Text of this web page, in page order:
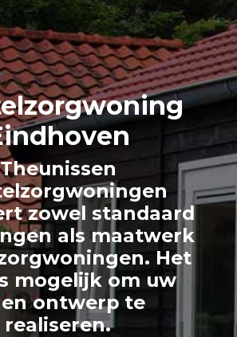
woning
Theunissen
zowel standaard
als maatwerk
Het
mogelijk om uw
ontwerp te
realiseren.